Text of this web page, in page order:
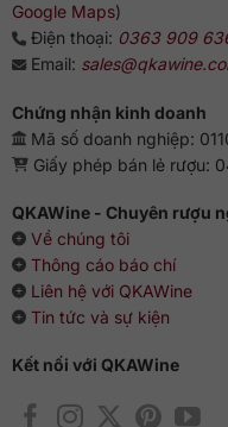
Google Maps)
Điện thoại: 0363 909
Email:
Chứng nhận kinh doanh
Mã số doanh nghiệp:
Giấy phép bán lẻ rượu:
QKAWine - Chuyên rượu
Về chúng tôi
Thông cáo báo chí
Liên hệ với QKAWine
Tin tức và sự kiện
Kết nối với QKAWine